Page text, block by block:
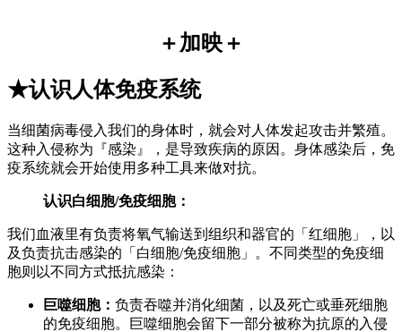
＋加映＋
★认识人体免疫系统
当细菌病毒侵入我们的身体时，就会对人体发起攻击并繁殖。
这种入侵称为『感染』，是导致疾病的原因。身体感染后，免
疫系统就会开始使用多种工具来做对抗。
认识白细胞/免疫细胞：
我们血液里有负责将氧气输送到组织和器官的「红细胞」，以
及负责抗击感染的「白细胞/免疫细胞」。不同类型的免疫细
胞则以不同方式抵抗感染：
巨噬细胞： 负责吞噬并消化细菌，以及死亡或垂死细胞
的免疫细胞。巨噬细胞会留下一部分被称为抗原的入侵